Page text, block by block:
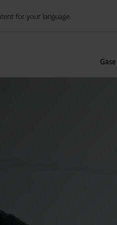
for your language.
Gase